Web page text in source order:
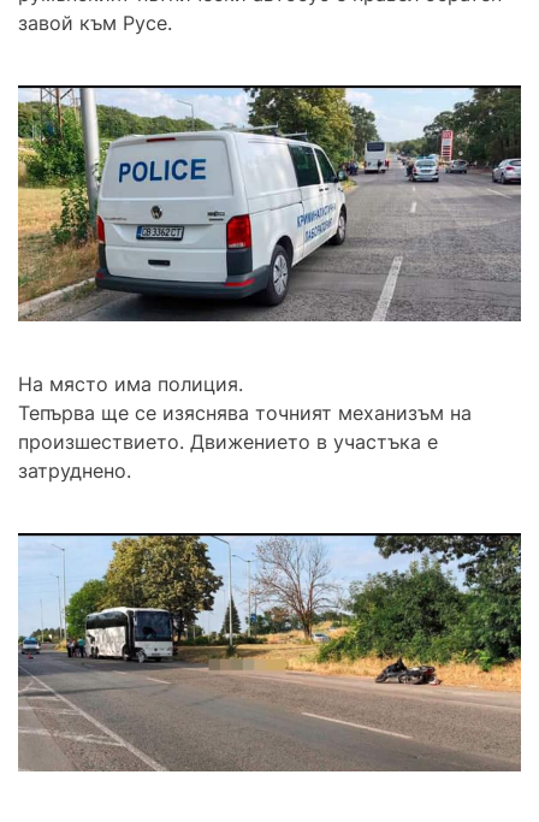
завой към Русе.
На място има полиция.
Тепърва ще се изяснява точният механизъм на
произшествието. Движението в участъка е
затруднено.